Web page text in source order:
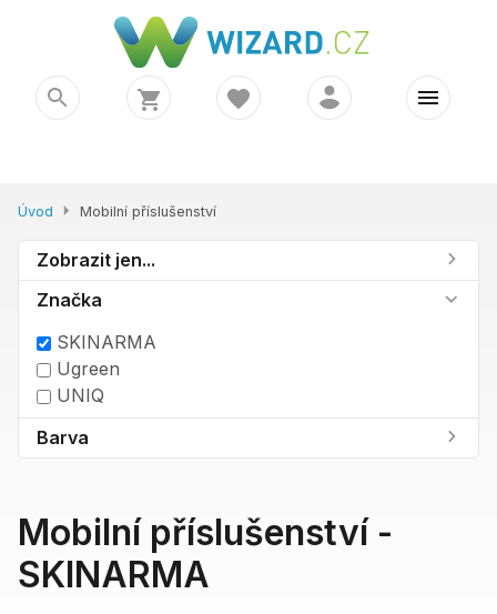
Úvod Mobilní příslušenství
Zobrazit jen...
Značka
SKINARMA
Ugreen
UNIQ
Barva
Mobilní příslušenství -
SKINARMA